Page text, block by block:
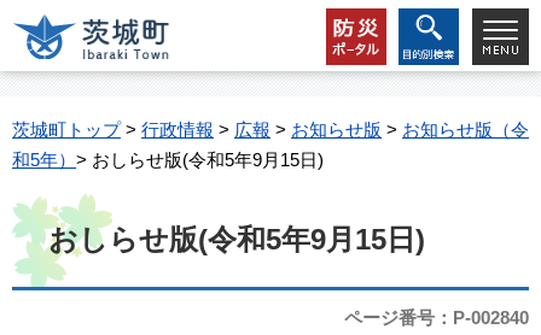
茨城町トップ> 行政情報 > 広報 > お知らせ版 > お知らせ版（令
和5年） > おしらせ版(令和5年9月15日)
おしらせ版(令和5年9月15日)
ページ番号：P-002840